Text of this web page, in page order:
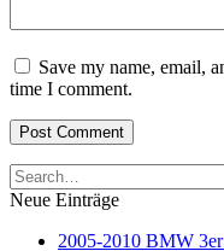
Save my name, email,
time I comment.
Search
for:
Neue Einträge
2005-2010 BMW